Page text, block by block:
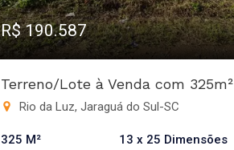
R$ 190.587
Terreno/Lote à Venda com 325m²
Rio da Luz, Jaraguá do Sul-SC
325 M² 13 x 25 Dimensões